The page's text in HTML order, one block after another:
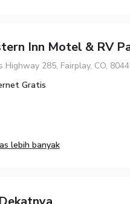
Inn Motel & RV
Highway 285, Fairplay, CO,
Gratis
lebih banyak